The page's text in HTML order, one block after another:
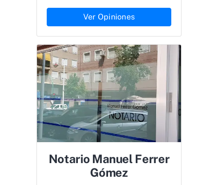
Ver Opiniones
Notario Manuel Ferrer
Gómez